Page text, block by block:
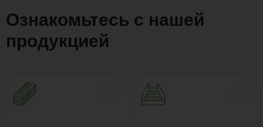
Ознакомьтесь с нашей
продукцией